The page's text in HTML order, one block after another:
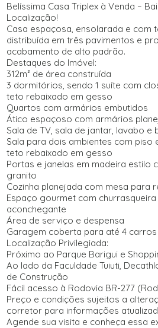
Belíssima Casa Triplex à Venda –
Localização!
Casa espaçosa, ensolarada e com
distribuída em três pavimentos e
acabamento de alto padrão.
Destaques do Imóvel:
312m² de área construída
3 dormitórios, sendo 1 suíte com
teto rebaixado em gesso
Quartos com armários embutidos
Ático espaçoso com armários
Sala de TV, sala de jantar, lavabo e
Sala para dois ambientes com piso
teto rebaixado em gesso
Portas e janelas em madeira estilo
granito
Cozinha planejada com mesa para
Espaço gourmet com
aconchegante
Área de serviço e despensa
Garagem coberta para até 4 carros
Localização Privilegiada:
Próximo ao Parque Barigui e
Ao lado da Faculdade Tuiuti,
de Construção
Fácil acesso à Rodovia BR-277
Preço e condições sujeitos a
corretor para informações
Agende sua visita e conheça essa